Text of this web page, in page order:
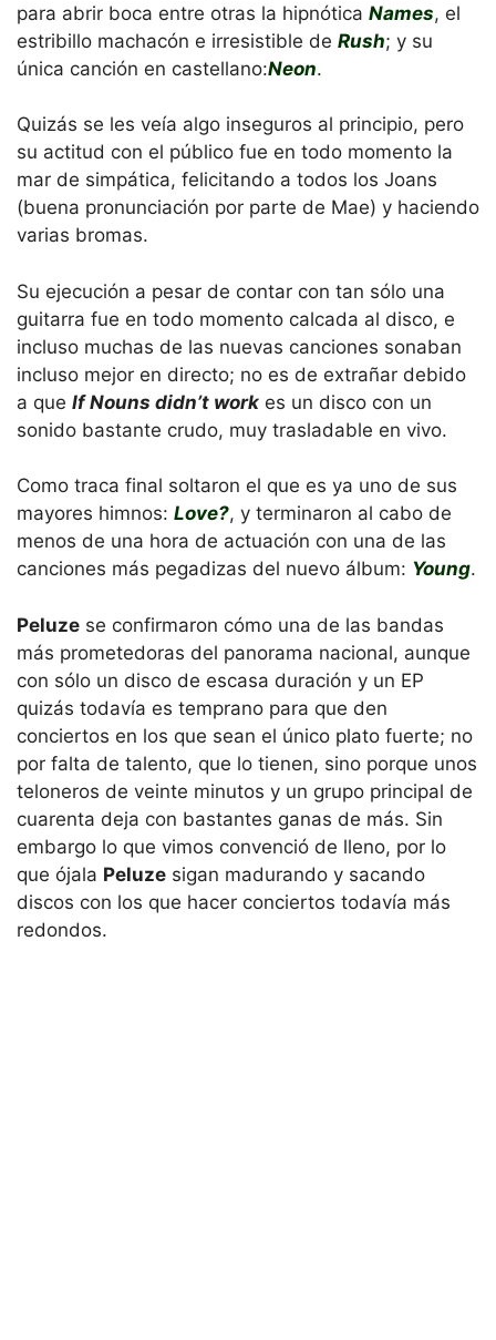
para abrir boca entre otras la hipnótica Names, el
estribillo machacón e irresistible de Rush; y su
única canción en castellano:Neon.
Quizás se les veía algo inseguros al principio, pero
su actitud con el público fue en todo momento la
mar de simpática, felicitando a todos los Joans
(buena pronunciación por parte de Mae) y haciendo
varias bromas.
Su ejecución a pesar de contar con tan sólo una
guitarra fue en todo momento calcada al disco, e
incluso muchas de las nuevas canciones sonaban
incluso mejor en directo; no es de extrañar debido
a que If Nouns didn’t work es un disco con un
sonido bastante crudo, muy trasladable en vivo.
Como traca final soltaron el que es ya uno de sus
mayores himnos: Love?, y terminaron al cabo de
menos de una hora de actuación con una de las
canciones más pegadizas del nuevo álbum: Young.
Peluze se confirmaron cómo una de las bandas
más prometedoras del panorama nacional, aunque
con sólo un disco de escasa duración y un EP
quizás todavía es temprano para que den
conciertos en los que sean el único plato fuerte; no
por falta de talento, que lo tienen, sino porque unos
teloneros de veinte minutos y un grupo principal de
cuarenta deja con bastantes ganas de más. Sin
embargo lo que vimos convenció de lleno, por lo
que ójala Peluze sigan madurando y sacando
discos con los que hacer conciertos todavía más
redondos.